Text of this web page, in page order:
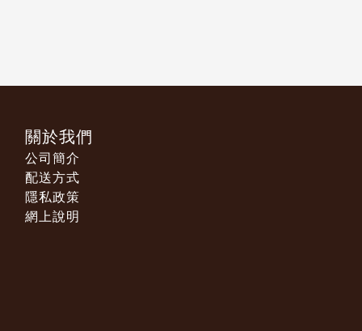
關於我們
公司簡介
配送方式
隱私政策
網上說明